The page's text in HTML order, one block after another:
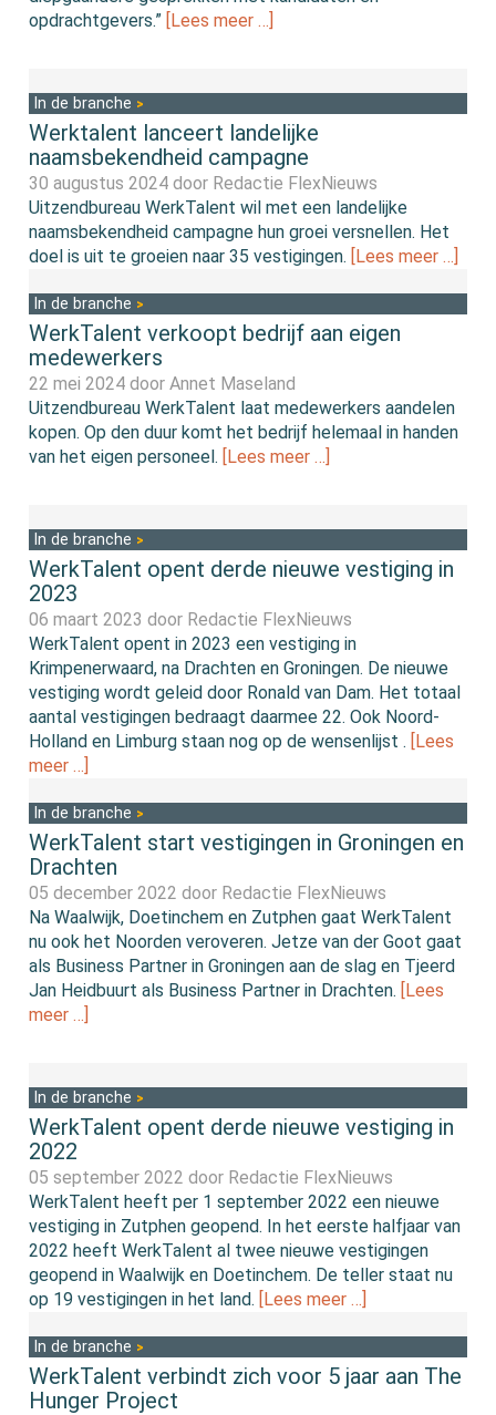
opdrachtgevers.” [Lees meer …]
In de branche
Werktalent lanceert landelijke
naamsbekendheid campagne
30 augustus 2024 door Redactie FlexNieuws
Uitzendbureau WerkTalent wil met een landelijke
naamsbekendheid campagne hun groei versnellen. Het
doel is uit te groeien naar 35 vestigingen.
[Lees meer …]
In de branche
WerkTalent verkoopt bedrijf aan eigen
medewerkers
22 mei 2024 doorAnnet Maseland
Uitzendbureau WerkTalent laat medewerkers aandelen
kopen. Op den duur komt het bedrijf helemaal in handen
van het eigen personeel.
[Lees meer …]
In de branche
WerkTalent opent derde nieuwe vestiging in
2023
06 maart 2023 door Redactie FlexNieuws
WerkTalent opent in 2023 een vestiging in
Krimpenerwaard, na Drachten en Groningen. De nieuwe
vestiging wordt geleid door Ronald van Dam. Het totaal
aantal vestigingen bedraagt daarmee 22. Ook Noord-
Holland en Limburg staan nog op de wensenlijst .
[Lees
meer …]
In de branche
WerkTalent start vestigingen in Groningen en
Drachten
05 december 2022 door Redactie FlexNieuws
Na Waalwijk, Doetinchem en Zutphen gaat WerkTalent
nu ook het Noorden veroveren. Jetze van der Goot gaat
als Business Partner in Groningen aan de slag en Tjeerd
Jan Heidbuurt als Business Partner in Drachten.
[Lees
meer …]
In de branche
WerkTalent opent derde nieuwe vestiging in
2022
05 september 2022 door Redactie FlexNieuws
WerkTalent heeft per 1 september 2022 een nieuwe
vestiging in Zutphen geopend. In het eerste halfjaar van
2022 heeft WerkTalent al twee nieuwe vestigingen
geopend in Waalwijk en Doetinchem. De teller staat nu
op 19 vestigingen in het land.
[Lees meer …]
In de branche
WerkTalent verbindt zich voor 5 jaar aan The
Hunger Project